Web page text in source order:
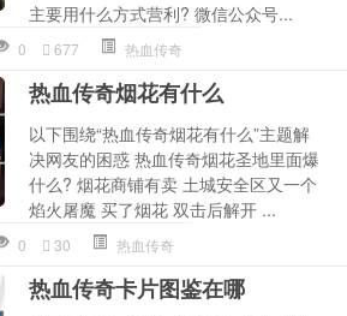
主要用什么方式营利? 微信公众号...
0 677 热血传奇
热血传奇烟花有什么
以下围绕“热血传奇烟花有什么”主题解
决网友的困惑 热血传奇烟花圣地里面爆
什么? 烟花商铺有卖 土城安全区又一个
焰火屠魔 买了烟花 双击后解开 ...
0 30 热血传奇
热血传奇卡片图鉴在哪